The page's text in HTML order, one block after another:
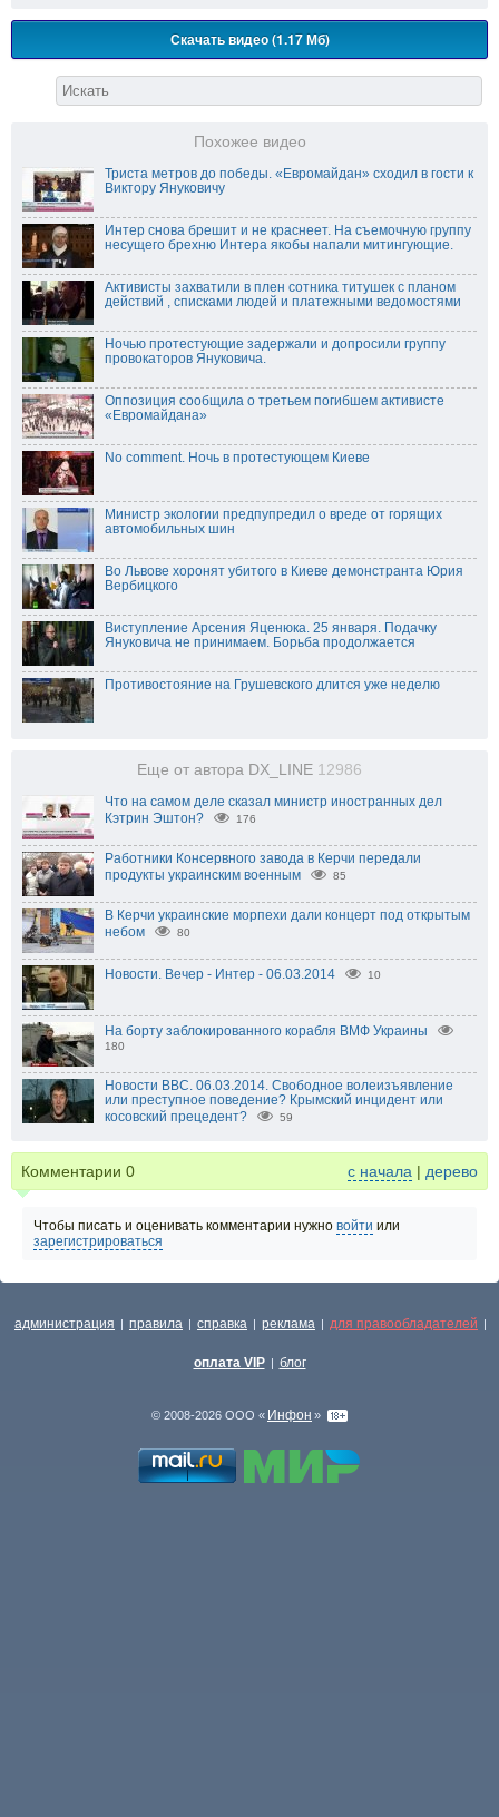
Скачать видео (1.17 Мб)
Похожее видео
Триста метров до победы. «Евромайдан» сходил в гости к
Виктору Януковичу
Интер снова брешит и не краснеет. На съемочную группу
несущего брехню Интера якобы напали митингующие.
Активисты захватили в плен сотника титушек с планом
действий , списками людей и платежными ведомостями
Ночью протестующие задержали и допросили группу
провокаторов Януковича.
Оппозиция сообщила о третьем погибшем активисте
«Евромайдана»
No comment. Ночь в протестующем Киеве
Министр экологии предпупредил о вреде от горящих
автомобильных шин
Во Львове хоронят убитого в Киеве демонстранта Юрия
Вербицкого
Виступление Арсения Яценюка. 25 января. Подачку
Януковича не принимаем. Борьба продолжается
Противостояние на Грушевского длится уже неделю
Еще от автора DX_LINE 12986
Что на самом деле сказал министр иностранных дел
Кэтрин Эштон?
176
Работники Консервного завода в Керчи передали
продукты украинским военным
85
В Керчи украинские морпехи дали концерт под открытым
небом
80
Новости. Вечер - Интер - 06.03.2014 10
На борту заблокированного корабля ВМФ Украины
180
Новости BBC. 06.03.2014. Свободное волеизъявление
или преступное поведение? Крымский инцидент или
косовский прецедент?
59
Комментарии 0 с начала | дерево
Чтобы писать и оценивать комментарии нужно войти или
зарегистрироваться
администрация | правила | справка | реклама | для правообладателей |
оплата VIP | блог
© 2008-2026 ООО « Инфон »